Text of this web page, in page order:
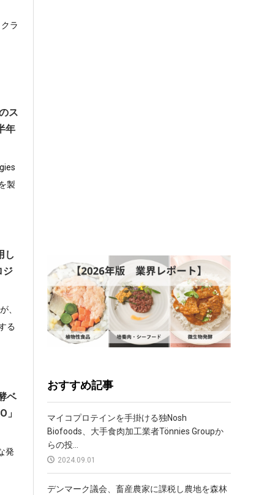
ラ
ス
年
製
し
ジ
、
る
ベ
」
発
おすすめ記事
マイコプロテインを手掛ける独Nosh
Biofoods、大手食肉加工業者Tönnies Groupか
らの投...
2024.09.01
デンマーク議会、畜産農家に課税し農地を森林